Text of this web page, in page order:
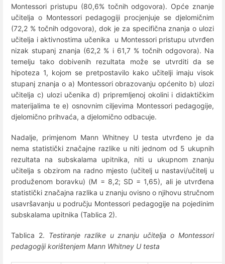
Montessori pristupu (80,6% točnih odgovora). Opće znanje
učitelja o Montessori pedagogiji procjenjuje se djelomičnim
(72,2 % točnih odgovora), dok je za specifična znanja o ulozi
učitelja i aktivnostima učenika u Montessori pristupu utvrđen
nizak stupanj znanja (62,2 % i 61,7 % točnih odgovora). Na
temelju tako dobivenih rezultata može se utvrditi da se
hipoteza 1, kojom se pretpostavilo kako učitelji imaju visok
stupanj znanja o a) Montessori obrazovanju općenito b) ulozi
učitelja c) ulozi učenika d) pripremljenoj okolini i didaktičkim
materijalima te e) osnovnim ciljevima Montessori pedagogije,
djelomično prihvaća, a djelomično odbacuje.
Nadalje, primjenom Mann Whitney U testa utvrđeno je da
nema statistički značajne razlike u niti jednom od 5 ukupnih
rezultata na subskalama upitnika, niti u ukupnom znanju
učitelja s obzirom na radno mjesto (učitelj u nastavi/učitelj u
produženom boravku) (M = 8,2; SD = 1,65), ali je utvrđena
statistički značajna razlika u znanju ovisno o njihovu stručnom
usavršavanju u području Montessori pedagogije na pojedinim
subskalama upitnika (Tablica 2).
Tablica 2. Testiranje razlike u znanju učitelja o Montessori
pedagogiji korištenjem Mann Whitney U testa